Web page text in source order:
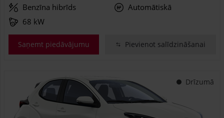
Benzīna hibrīds
Automātiskā
68 kW
Saņemt piedāvājumu Pievienot salīdzināšanai
Drīzumā